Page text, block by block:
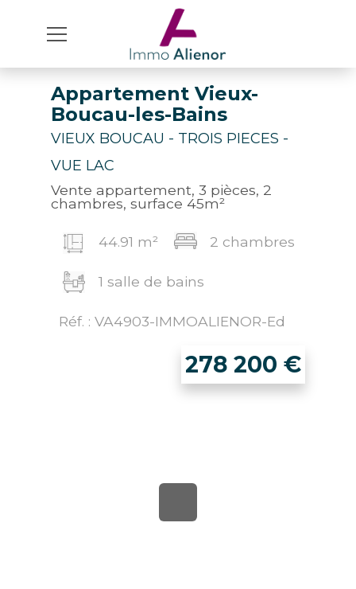
Appartement Vieux-
Boucau-les-Bains
VIEUX BOUCAU - TROIS PIECES -
VUE LAC
Vente appartement, 3 pièces, 2
chambres, surface 45m²
44.91 m² 2 chambres
1 salle de bains
Réf. : VA4903-IMMOALIENOR-Ed
278 200 €